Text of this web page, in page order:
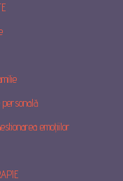
personală
emoțiilor